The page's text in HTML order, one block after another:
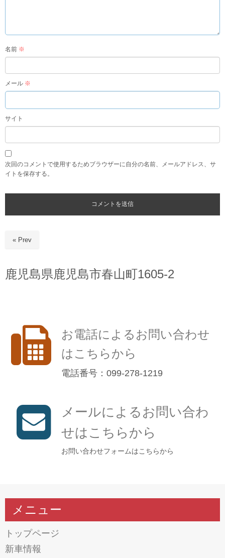
名前 ※
メール ※
サイト
次回のコメントで使用するためブラウザーに自分の名前、メールアドレス、サ
イトを保存する。
« Prev
鹿児島県鹿児島市春山町1605-2
お電話によるお問い合わせ
はこちらから
電話番号：099-278-1219
メールによるお問い合わ
せはこちらから
お問い合わせフォームはこちらから
メニュー
トップページ
新車情報